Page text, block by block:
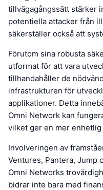
tillvägagångssätt stärker
potentiella attacker från
säkerställer också att
Förutom sina robusta
utformat för att vara
tillhandahåller de
infrastrukturen för
applikationer. Detta
Omni Network kan
vilket ger en mer
Involveringen av
Ventures, Pantera, Jump
Omni Networks
bidrar inte bara med